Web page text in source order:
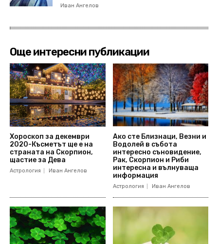
Иван Ангелов
Още интересни публикации
Хороскоп за декември
2020-Късметът ще е на
страната на Скорпион,
щастие за Дева
Астрология Иван Ангелов
Ако сте Близнаци, Везни и
Водолей в събота
интересно съновидение,
Рак, Скорпион и Риби
интересна и вълнуваща
информация
Астрология Иван Ангелов